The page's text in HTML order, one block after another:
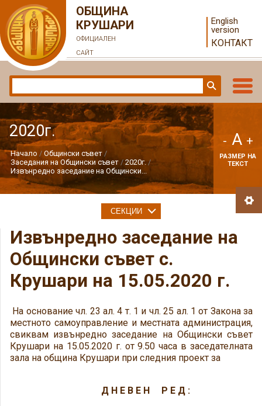
ОБЩИНА
КРУШАРИ
ОФИЦИАЛЕН
САЙТ
English
version
КОНТАКТ
2020г.
Начало
Общински съвет
Заседания на Общински съвет
2020г.
Извънредно заседание на Общински...
- A +
РАЗМЕР НА
ТЕКСТ
Извънредно заседание на
Общински съвет с.
Крушари на 15.05.2020 г.
На основание чл. 23 ал. 4 т. 1 и чл. 25 ал. 1 от Закона за
местното самоуправление и местната администрация,
свиквам извънредно заседание на Общински съвет
Крушари на 15.05.2020 г. от 9.50 часа в заседателната
зала на община Крушари при следния проект за
Д Н Е В Е Н Р Е Д :
СЕКЦИИ